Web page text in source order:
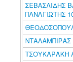
ΣΕΒΑΣΛΙΔΗΣ
ΠΑΝΑΓΙΩΤΗΣ
ΝΤΑΛΑΜΠΙΡΑΣ
ΤΣΟΥΚΑΡΑΚΗ